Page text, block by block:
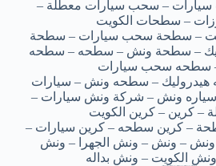
سيارات – سحب سيارات معطلة –
– سطحات الكويت
– سطحة سحب سيارات – سطحة
– سطحة ونش – سطحه – سطحه
– سطحه سحب سيارات
– سطحه ونش – سيارات
ونش – شركة ونش سيارات –
– كرين – كرين الكويت
– كرين سطحه – كرين سيارات –
ونش – ونش – ونش الجهرا – ونش
ونش الكويت – ونش بداله